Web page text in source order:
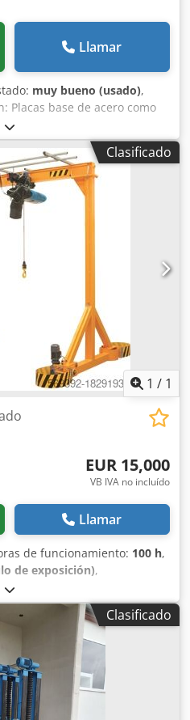
Llamar
muy bueno (usado),
Placas base de acero como
y para el posicionamiento de
Sistema de
para el
2 agitadores de alta
y sistema de
3,5 toneladas.
de control con regulación
para el control y la
pruebas de componentes!
Clasificado
1 / 1
EUR 15,000
VB IVA no incluído
Llamar
de funcionamiento: 100 h,
de exposición),
Altura bajo viga 9M Dwsdpfx
motorizado 4,5M Capacidad
cable y mando a distancia
Clasificado